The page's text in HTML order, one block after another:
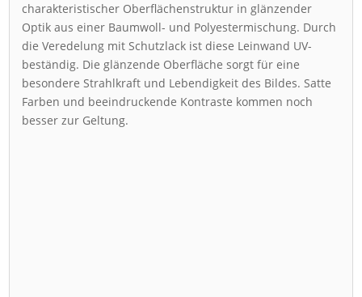
charakteristischer Oberflächenstruktur in glänzender
Optik aus einer Baumwoll- und Polyestermischung. Durch
die Veredelung mit Schutzlack ist diese Leinwand UV-
beständig. Die glänzende Oberfläche sorgt für eine
besondere Strahlkraft und Lebendigkeit des Bildes. Satte
Farben und beeindruckende Kontraste kommen noch
besser zur Geltung.